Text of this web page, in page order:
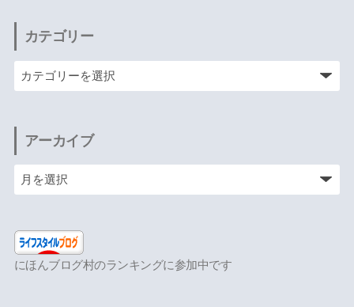
カテゴリー
アーカイブ
にほんブログ村のランキングに参加中です